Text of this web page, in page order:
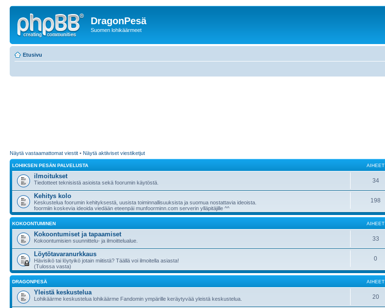
DragonPesä
Suomen lohikäärmeet
Etusivu
Näytä vastaamattomat viestit • Näytä aktiiviset viestiketjut
LOHIKSEN PESÄN PALVELUSTA AIHEET
ilmoitukset
Tiedotteet teknisistä asioista sekä foorumin käytöstä. 34
Kehitys kolo
Keskustelua foorumin kehityksestä, uusista toiminnallisuuksista ja suomua nostattavia ideoista.
foormiin koskevia ideoida viedään eteenpäi munfoorminn.com serverin ylläpitäjille ^^
198
KOKOONTUMINEN AIHEET
Kokoontumiset ja tapaamiset
Kokoontumisien suunnittelu- ja ilmoittelualue. 33
Löytötavaranurkkaus
Hävisikö tai löytyikö jotain miitistä? Täällä voi ilmoitella asiasta!
(Tulossa vasta)
0
DRAGONPESÄ AIHEET
Yleistä keskustelua
Lohikäärme keskustelua lohikäärme Fandomin ympärille keräytyvää yleistä keskustelua. 20